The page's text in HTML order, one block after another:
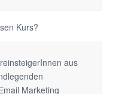
Kurs?
aus
Marketing